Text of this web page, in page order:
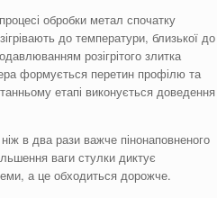
обробки метал спочатку
до температури, близької до
розігрітого злитка
формується перетин профілю та
етапі виконується доведення
в два рази важче пінонаповненого
ваги стулки диктує
а це обходиться дорожче.